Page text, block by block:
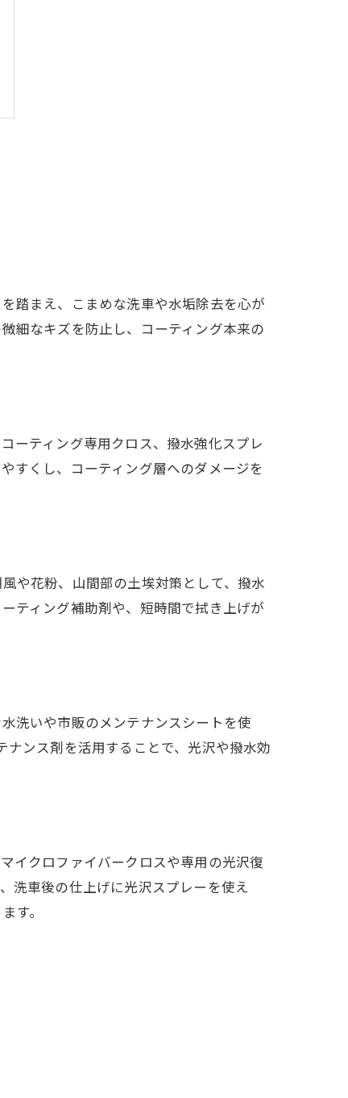
踏まえ、こまめな洗車や水垢除去を心が
細なキズを防止し、コーティング本来の
ーティング専用クロス、撥水強化スプレ
すくし、コーティング層へのダメージを
や花粉、山間部の土埃対策として、撥水
ティング補助剤や、短時間で拭き上げが
洗いや市販のメンテナンスシートを使
ンス剤を活用することで、光沢や撥水効
イクロファイバークロスや専用の光沢復
洗車後の仕上げに光沢スプレーを使え
す。